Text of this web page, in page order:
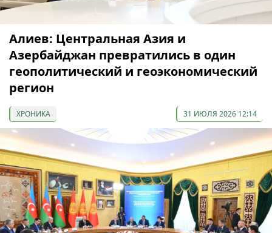
Алиев: Центральная Азия и
Азербайджан превратились в один
геополитический и геоэкономический
регион
ХРОНИКА 31 ИЮЛЯ 2026 12:14